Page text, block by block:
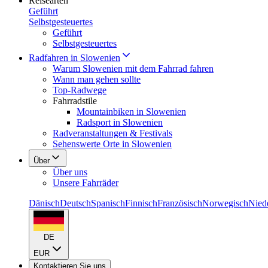
Geführt
Selbstgesteuertes
Geführt
Selbstgesteuertes
Radfahren in Slowenien
Warum Slowenien mit dem Fahrrad fahren
Wann man gehen sollte
Top-Radwege
Fahrradstile
Mountainbiken in Slowenien
Radsport in Slowenien
Radveranstaltungen & Festivals
Sehenswerte Orte in Slowenien
Über
Über uns
Unsere Fahrräder
DänischDeutschSpanischFinnischFranzösischNorwegisch
DE
EUR
Kontaktieren Sie uns